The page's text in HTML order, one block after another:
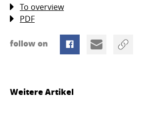
To overview
PDF
follow on
Weitere Artikel